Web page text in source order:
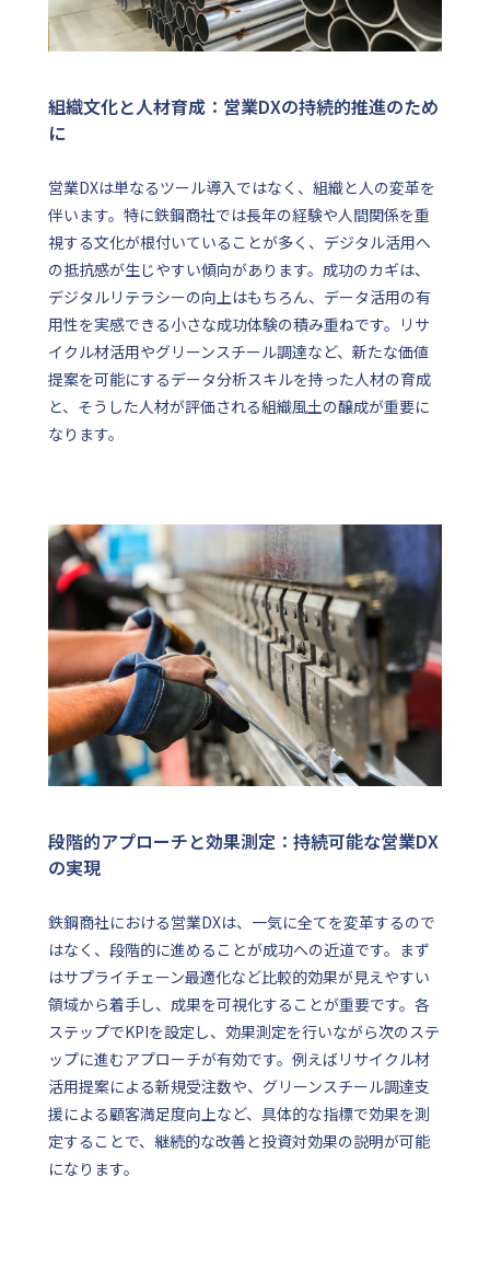
組織文化と人材育成：営業DXの持続的推進のため
に
営業DXは単なるツール導入ではなく、組織と人の変革を
伴います。特に鉄鋼商社では長年の経験や人間関係を重
視する文化が根付いていることが多く、デジタル活用へ
の抵抗感が生じやすい傾向があります。成功のカギは、
デジタルリテラシーの向上はもちろん、データ活用の有
用性を実感できる小さな成功体験の積み重ねです。リサ
イクル材活用やグリーンスチール調達など、新たな価値
提案を可能にするデータ分析スキルを持った人材の育成
と、そうした人材が評価される組織風土の醸成が重要に
なります。
段階的アプローチと効果測定：持続可能な営業DX
の実現
鉄鋼商社における営業DXは、一気に全てを変革するので
はなく、段階的に進めることが成功への近道です。まず
はサプライチェーン最適化など比較的効果が見えやすい
領域から着手し、成果を可視化することが重要です。各
ステップでKPIを設定し、効果測定を行いながら次のステ
ップに進むアプローチが有効です。例えばリサイクル材
活用提案による新規受注数や、グリーンスチール調達支
援による顧客満足度向上など、具体的な指標で効果を測
定することで、継続的な改善と投資対効果の説明が可能
になります。